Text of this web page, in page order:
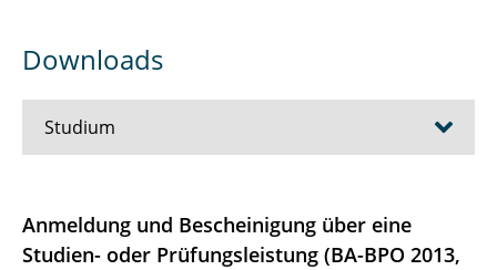
Downloads
Studium
Nebenfach
Anmeldung und Bescheinigung über eine
Studien- oder Prüfungsleistung (BA-BPO 2013,